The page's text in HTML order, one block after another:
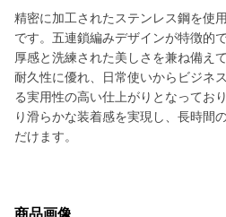
精密に加工されたステンレス鋼を使
です。五連鎖編みデザインが特徴的
厚感と洗練された美しさを兼ね備えて
耐久性に優れ、日常使いからビジネ
る実用性の高い仕上がりとなってお
り滑らかな装着感を実現し、長時間
だけます。
商品画像